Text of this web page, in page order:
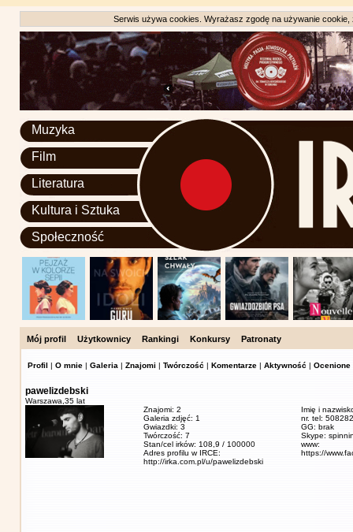
Serwis używa cookies. Wyrażasz zgodę na używanie
Muzyka
Film
Literatura
Kultura i Sztuka
Społeczność
Mój profil Użytkownicy Rankingi Konkursy Patronaty
Profil | O mnie | Galeria | Znajomi | Twórczość | Komentarze | Aktywność | Ocenione
pawelizdebski
Warszawa, 35 lat
Znajomi: 2
Galeria zdjęć: 1
Gwiazdki: 3
Twórczość: 7
Stan/cel irków: 108,9 / 100000
Adres profilu w IRCE:
http://irka.com.pl/u/pawelizdebski
Imię i
nr. tel:
GG: brak
Skype:
www:
https://